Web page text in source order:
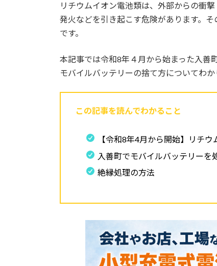
リチウムイオン電池類は、外部からの衝
発火などを引き起こす危険があります。
です。
本記事では令和8年４月から始まった入善
モバイルバッテリーの捨て方についてわ
この記事を読んでわかること
【令和8年4月から開始】リチ
入善町でモバイルバッテリーを
絶縁処理の方法